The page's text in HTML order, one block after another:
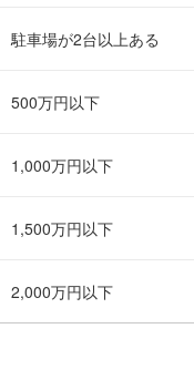
駐車場が2台以上ある
500万円以下
1,000万円以下
1,500万円以下
2,000万円以下